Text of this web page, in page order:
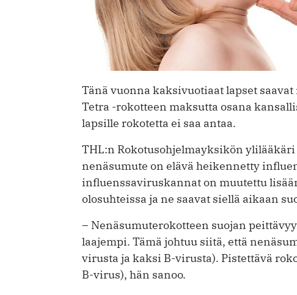
Tänä vuonna kaksivuotiaat lapset
Tetra -rokotteen maksutta osana
lapsille rokotetta ei saa antaa.
THL:n Rokotusohjelmayksikön ylilääkäri
nenäsumute on elävä heikennetty
influenssaviruskannat on muutettu
olosuhteissa ja ne saavat siellä aikaan
– Nenäsumuterokotteen suojan
laajempi. Tämä johtuu siitä, että
virusta ja kaksi B-virusta). Pistettävä
B-virus), hän sanoo.